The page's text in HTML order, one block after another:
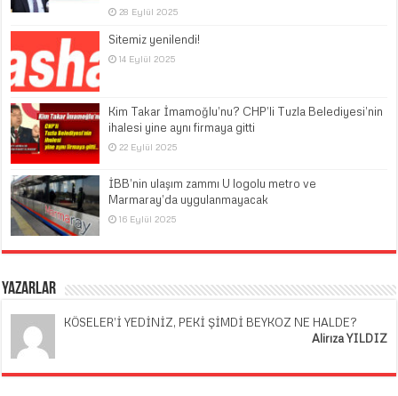
28 Eylül 2025
Sitemiz yenilendi!
14 Eylül 2025
Kim Takar İmamoğlu’nu? CHP’li Tuzla Belediyesi’nin
ihalesi yine aynı firmaya gitti
22 Eylül 2025
İBB’nin ulaşım zammı U logolu metro ve
Marmaray’da uygulanmayacak
16 Eylül 2025
Yazarlar
KÖSELER’İ YEDİNİZ, PEKİ ŞİMDİ BEYKOZ NE HALDE?
Alirıza YILDIZ